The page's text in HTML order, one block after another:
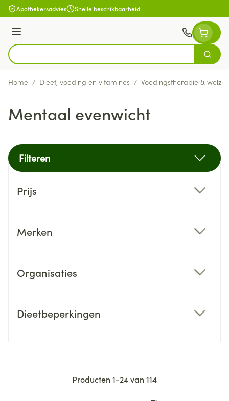
Ga naar de inhoud
Apothekersadvies Snelle beschikbaarheid
Menu
Product, merk, categorie...
Zoek
Home / Dieet, voeding en vitamines / Voedingstherapie & welzijn
Mentaal evenwicht
Filteren
Prijs
Merken
Organisaties
Dieetbeperkingen
Producten1-24van114